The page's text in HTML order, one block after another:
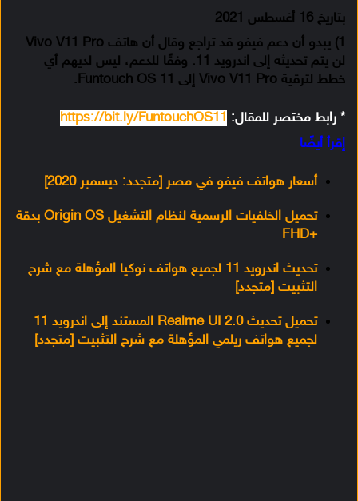
بتاريخ 16 أغسطس 2021
1) يبدو أن دعم فيفو قد تراجع وقال أن هاتف Vivo V11 Pro
لن يتم تحديثه إلى اندرويد 11. وفقًا للدعم، ليس لديهم أي
خطط لترقية Vivo V11 Pro إلى Funtouch OS 11.
* رابط مختصر للمقال: https://bit.ly/FuntouchOS11
إقرأ أيضًا
أسعار هواتف فيفو في مصر [متجدد: ديسمبر 2020]
تحميل الخلفيات الرسمية لنظام التشغيل Origin OS بدقة
+FHD
تحديث اندرويد 11 لجميع هواتف نوكيا المؤهلة مع شرح
التثبيت [متجدد]
تحميل تحديث Realme UI 2.0 المستند إلى اندرويد 11
لجميع هواتف ريلمي المؤهلة مع شرح التثبيت [متجدد]